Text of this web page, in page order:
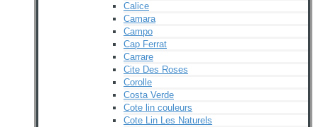
Calice
Camara
Campo
Cap Ferrat
Carrare
Cite Des Roses
Corolle
Costa Verde
Cote lin couleurs
Cote Lin Les Naturels